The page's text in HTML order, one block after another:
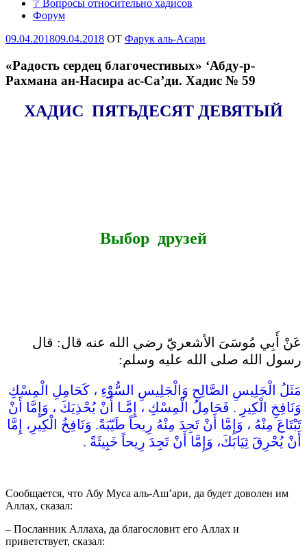
❔ Вопросы относительно хадисов
Форум
Опубликовано
09.04.201809.04.2018 OT Фарук аль-Асари
«Радость сердец благочестивых» ‘Абду-р-
Рахмана ан-Насира ас-Са’ди. Хадис № 59
ХАДИС ПЯТЬДЕСЯТ ДЕВЯТЫЙ
Выбор друзей
عَنْ أَبِي مُوسَىَ الأشعريّ رضي الله عنه قال: قال
رسول الله صلى الله عليه وسلم:
مَثَلُ الْجَلِيسِ الصَّالِحِ وَالْجَلِيسِ السُّوْءِ ، كَحَامِلِ الْمِسْكِ
وَنَافِخِ الْكِيرِ . فَحَامِلُ الْمِسْكِ ، إِمَّـا أَنْ يُحْذِيَكَ ، وَإِمَّا أَنْ
تَبْتَاعَ مِنْهُ ، وَإِمَّا أَنْ تَجِدَ مِنْهُ رِيحاً طَيّبَةً. وَنَافِخُ الْكِيرِ، إِمَّا
أَنْ يُحْرِقَ ثِيَابَكَ، وَإِمَّا أَنْ تَجِدَ رِيحاً خَبِيثَةً .
Сообщается, что Абу Муса аль-Аш’ари, да будет доволен им
Аллах, сказал:
– Посланник Аллаха, да благословит его Аллах и
приветствует, сказал: